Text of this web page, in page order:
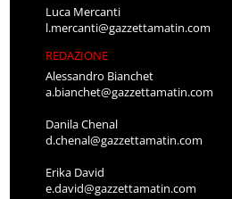
Luca Mercanti
l.mercanti@gazzettamatin.com
REDAZIONE
Alessandro Bianchet
a.bianchet@gazzettamatin.com
Danila Chenal
d.chenal@gazzettamatin.com
Erika David
e.david@gazzettamatin.com